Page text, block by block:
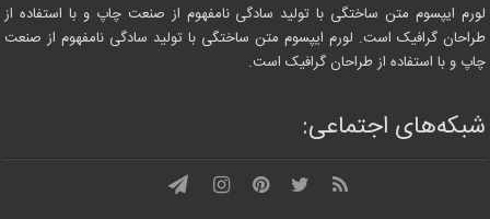
لورم ایپسوم متن ساختگی با تولید سادگی نامفهوم از صنعت چاپ و با استفاده از
طراحان گرافیک است. لورم ایپسوم متن ساختگی با تولید سادگی نامفهوم از صنعت
چاپ و با استفاده از طراحان گرافیک است.
شبکه‌های اجتماعی: